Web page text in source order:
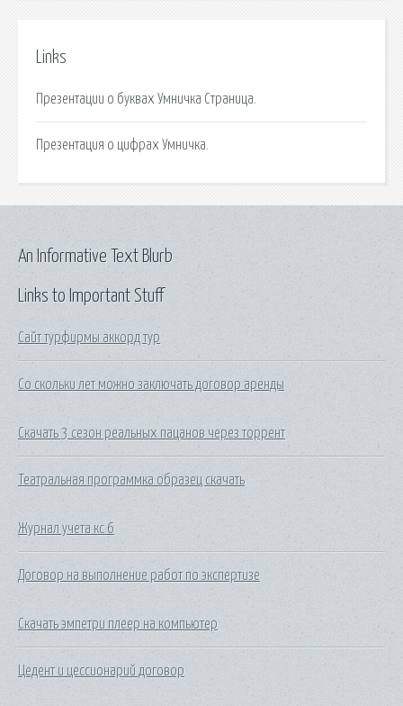
Links
Презентации о буквах Умничка Страница.
Презентация о цифрах Умничка.
Links to Important Stuff
Сайт турфирмы аккорд тур
Со скольки лет можно заключать договор аренды
Скачать 3 сезон реальных пацанов через торрент
Театральная программка образец скачать
Журнал учета кс 6
Договор на выполнение работ по экспертизе
Скачать эмпетри плеер на компьютер
Цедент и цессионарий договор
An Informative Text Blurb